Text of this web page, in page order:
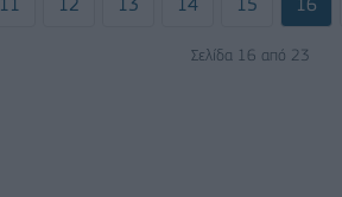
Σελίδα 16 από 23